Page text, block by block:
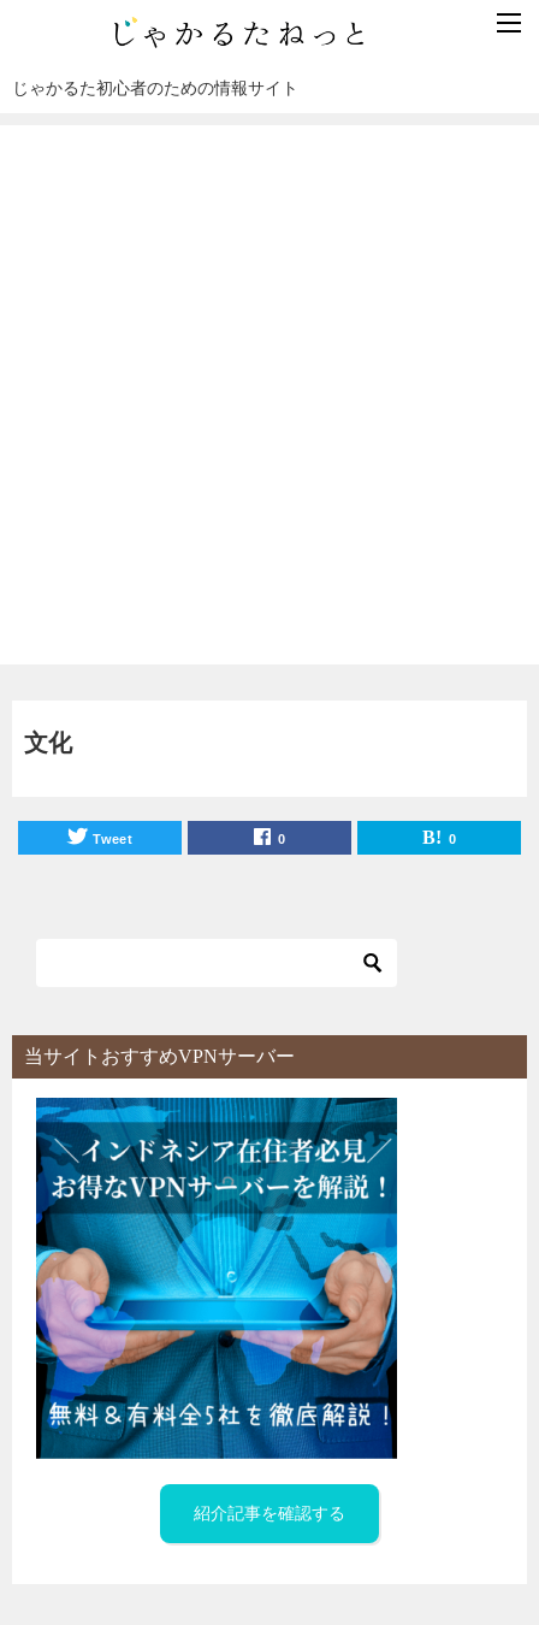
じゃかるた初心者のための情報サイト
文化
Tweet 0 0
当サイトおすすめVPNサーバー
紹介記事を確認する